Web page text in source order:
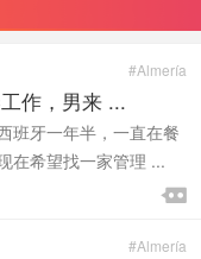
#Almería
作，男来 ...
班牙一年半，一直在餐
在希望找一家管理 ...


#Almería